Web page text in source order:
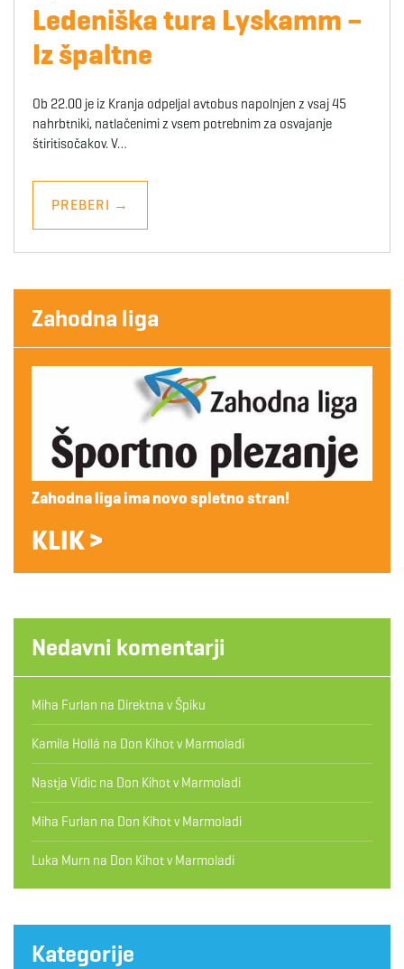
Ledeniška tura Lyskamm –
Iz špaltne
Ob 22.00 je iz Kranja odpeljal avtobus napolnjen z vsaj 45
nahrbtniki, natlačenimi z vsem potrebnim za osvajanje
štiritisočakov. V…
PREBERI →
Zahodna liga
Zahodna liga ima novo spletno stran!
KLIK >
Nedavni komentarji
Miha Furlan na Direktna v Špiku
Kamila Hollá na Don Kihot v Marmoladi
Nastja Vidic na Don Kihot v Marmoladi
Miha Furlan na Don Kihot v Marmoladi
Luka Murn na Don Kihot v Marmoladi
Kategorije